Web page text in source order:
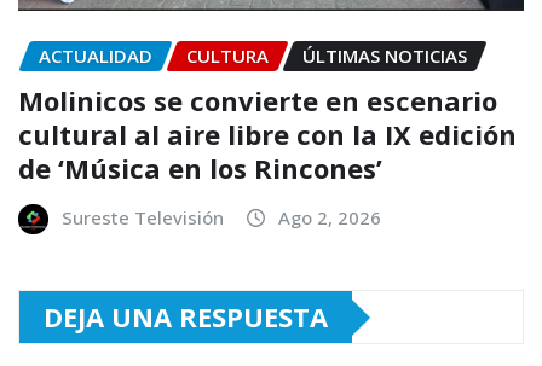
ACTUALIDAD CULTURA ÚLTIMAS NOTICIAS
Molinicos se convierte en escenario
cultural al aire libre con la IX edición
de ‘Música en los Rincones’
Sureste Televisión Ago 2, 2026
DEJA UNA RESPUESTA